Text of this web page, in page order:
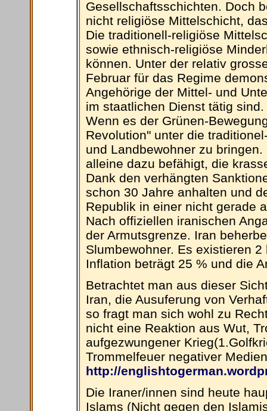
Gesellschaftsschichten. Doch
nicht religiöse Mittelschicht,
Die traditionell-religiöse
sowie ethnisch-religiöse
können. Unter der relativ
Februar für das Regime
Angehörige der Mittel- und
im staatlichen Dienst tätig sind.
Wenn es der Grünen-
Revolution" unter die
und Landbewohner zu
alleine dazu befähigt, die
Dank den verhängten
schon 30 Jahre anhalten und
Republik in einer nicht gerade
Nach offiziellen iranischen
der Armutsgrenze. Iran
Slumbewohner. Es existieren
Inflation beträgt 25 % und die
Betrachtet man aus dieser
Iran, die Ausuferung von
so fragt man sich wohl zu
nicht eine Reaktion aus Wut,
aufgezwungener
Trommelfeuer negativer
http://
Die Iraner/innen sind heute
Islams (Nicht gegen den